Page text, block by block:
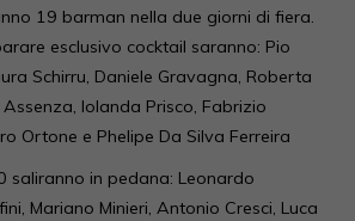
19 barman nella due giorni di fiera.
esclusivo cocktail saranno: Pio
Schirru, Daniele Gravagna, Roberta
Iolanda Prisco, Fabrizio
Ortone e Phelipe Da Silva Ferreira
saliranno in pedana: Leonardo
Mariano Minieri, Antonio Cresci, Luca